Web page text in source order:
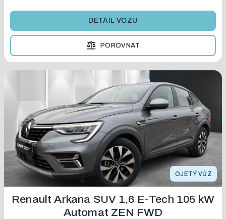
POROVNAT
DETAIL VOZU
OJETÝ VŮZ
Renault Arkana SUV 1,6 E-Tech 105 kW
Automat ZEN FWD